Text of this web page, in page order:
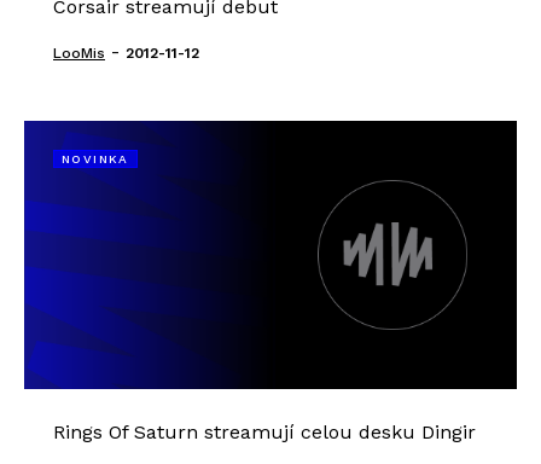
Corsair streamují debut
LooMis - 2012-11-12
NOVINKA
Rings Of Saturn streamují celou desku Dingir